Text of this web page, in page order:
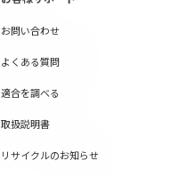
お問い合わせ
よくある質問
適合を調べる
取扱説明書
リサイクルのお知らせ